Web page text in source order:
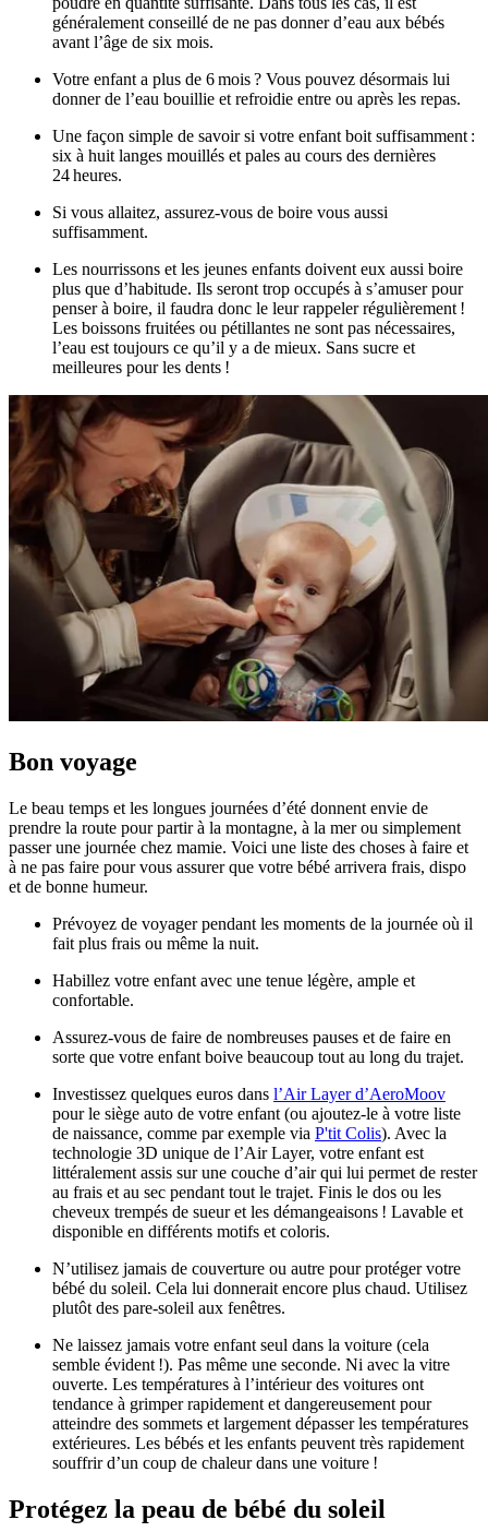
généralement conseillé de ne pas donner d’eau aux bébés
avant l’âge de six mois.
Votre enfant a plus de 6 mois ? Vous pouvez désormais lui
donner de l’eau bouillie et refroidie entre ou après les repas.
Une façon simple de savoir si votre enfant boit suffisamment :
six à huit langes mouillés et pales au cours des dernières
24 heures.
Si vous allaitez, assurez-vous de boire vous aussi
suffisamment.
Les nourrissons et les jeunes enfants doivent eux aussi boire
plus que d’habitude. Ils seront trop occupés à s’amuser pour
penser à boire, il faudra donc le leur rappeler régulièrement !
Les boissons fruitées ou pétillantes ne sont pas nécessaires,
l’eau est toujours ce qu’il y a de mieux. Sans sucre et
meilleures pour les dents !
Bon voyage
Le beau temps et les longues journées d’été donnent envie de
prendre la route pour partir à la montagne, à la mer ou simplement
passer une journée chez mamie. Voici une liste des choses à faire et
à ne pas faire pour vous assurer que votre bébé arrivera frais, dispo
et de bonne humeur.
Prévoyez de voyager pendant les moments de la journée où il
fait plus frais ou même la nuit.
Habillez votre enfant avec une tenue légère, ample et
confortable.
Assurez-vous de faire de nombreuses pauses et de faire en
sorte que votre enfant boive beaucoup tout au long du trajet.
Investissez quelques euros dans l’Air Layer d’AeroMoov
pour le siège auto de votre enfant (ou ajoutez-le à votre liste
de naissance, comme par exemple via P'tit Colis). Avec la
technologie 3D unique de l’Air Layer, votre enfant est
littéralement assis sur une couche d’air qui lui permet de rester
au frais et au sec pendant tout le trajet. Finis le dos ou les
cheveux trempés de sueur et les démangeaisons ! Lavable et
disponible en différents motifs et coloris.
N’utilisez jamais de couverture ou autre pour protéger votre
bébé du soleil. Cela lui donnerait encore plus chaud. Utilisez
plutôt des pare-soleil aux fenêtres.
Ne laissez jamais votre enfant seul dans la voiture (cela
semble évident !). Pas même une seconde. Ni avec la vitre
ouverte. Les températures à l’intérieur des voitures ont
tendance à grimper rapidement et dangereusement pour
atteindre des sommets et largement dépasser les températures
extérieures. Les bébés et les enfants peuvent très rapidement
souffrir d’un coup de chaleur dans une voiture !
Protégez la peau de bébé du soleil